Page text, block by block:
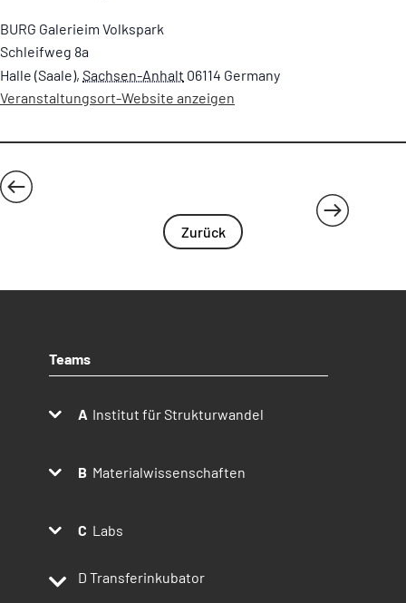
BURG Galerieim Volkspark
Schleifweg 8a
Halle (Saale), Sachsen-Anhalt 06114 Germany
Veranstaltungsort-Website anzeigen
Perspektiven auf Wasser im Klimawandel
Zurück
Teams
Institut für Strukturwandel
Materialwissenschaften
Labs
D Transferinkubator